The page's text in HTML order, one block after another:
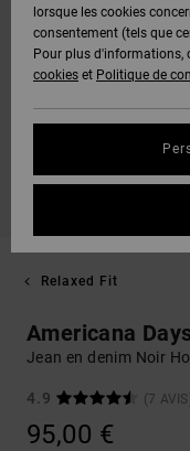
Relaxed Fit
Americana
Jean en denim Noir
4.9 (7
95,00 €
lorsque les cookies
consentement (tels que
Pour plus d'informations,
cookies et Politique de